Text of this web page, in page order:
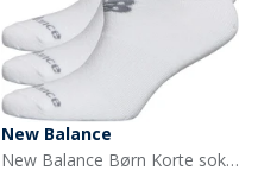
New Balance
New Balance Børn Korte sokker Hvid